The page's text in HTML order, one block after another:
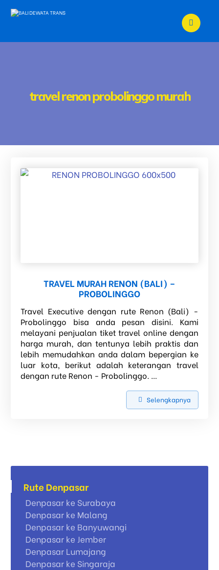
travel renon probolinggo murah
TRAVEL MURAH RENON (BALI) –
PROBOLINGGO
Travel Executive dengan rute Renon (Bali) -
Probolinggo bisa anda pesan disini. Kami
melayani penjualan tiket travel online dengan
harga murah, dan tentunya lebih praktis dan
lebih memudahkan anda dalam bepergian ke
luar kota, berikut adalah keterangan travel
dengan rute Renon - Probolinggo. ...
Selengkapnya
Rute Denpasar
Denpasar ke Surabaya
Denpasar ke Malang
Denpasar ke Banyuwangi
Denpasar ke Jember
Denpasar Lumajang
Denpasar ke Singaraja